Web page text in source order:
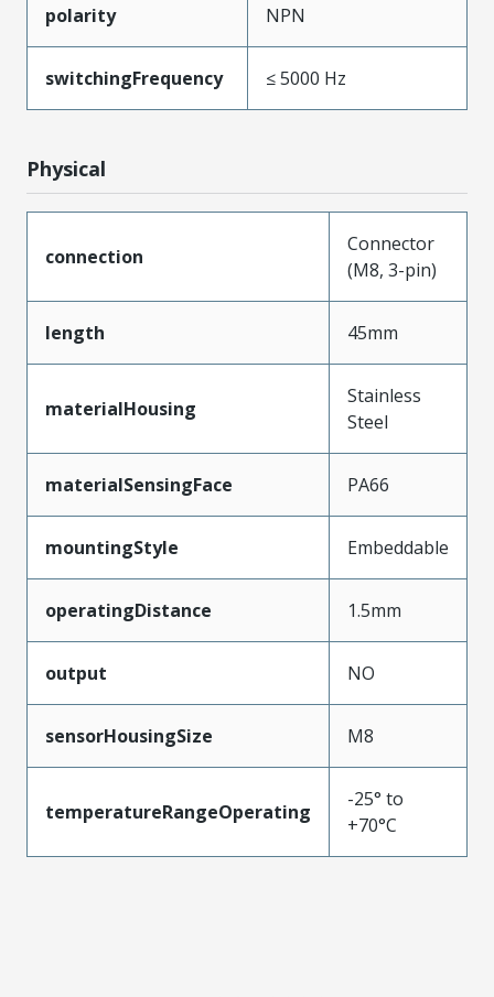
polarity NPN
switchingFrequency ≤ 5000 Hz
Physical
connection
Connector
(M8, 3-pin)
length 45mm
materialHousing
Stainless
Steel
materialSensingFace PA66
mountingStyle Embeddable
operatingDistance 1.5mm
output NO
sensorHousingSize M8
temperatureRangeOperating
-25° to
+70°C